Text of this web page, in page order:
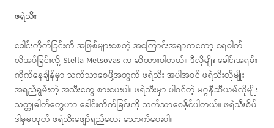
ဖရဲသီး
ခေါင်းကိုက်ခြင်းကို အဖြစ်များစေတဲ့ အကြောင်းအရာကတော့ ရေဓါတ်
လိုအပ်ခြင်းလို့ Stella Metsovas က ဆိုထားပါတယ်။ ဒီလိုမျိုး ခေါင်းအရမ်း
ကိုက်နေချိန်မှာ သက်သာစေဖို့အတွက် ဖရဲသီး အပါအဝင် ဖရဲသီးလိုမျိုး
အရည်ရွှမ်းတဲ့ အသီးတွေ စားပေးပါ။ ဖရဲသီးမှာ ပါဝင်တဲ့ မဂ္ဂနီဆီယမ်လိုမျိုး
သတ္တုဓါတ်တွေဟာ ခေါင်းကိုက်ခြင်းကို သက်သာစေနိုင်ပါတယ်။ ဖရဲသီးစိပ်
ဒါမှမဟုတ် ဖရဲသီးဖျော်ရည်လေး သောက်ပေးပါ။